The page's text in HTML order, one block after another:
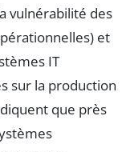
vulnérabilité des
et
IT
sur la production
que près